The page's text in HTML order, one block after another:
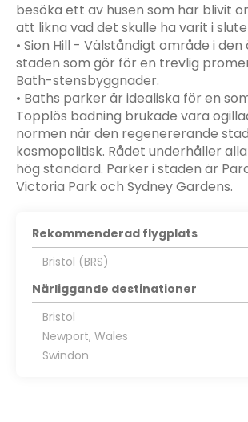
besöka ett av husen som har blivit
att likna vad det skulle ha varit i
• Sion Hill - Välståndigt område i
staden som gör för en trevlig
Bath-stensbyggnader.
• Baths parker är idealiska för en
Topplös badning brukade vara
normen när den regenererande
kosmopolitisk. Rådet underhåller
hög standard. Parker i staden är
Victoria Park och Sydney Gardens.
Rekommenderad flygplats
Bristol (BRS)
Närliggande destinationer
Bristol
Newport, Wales
Swindon